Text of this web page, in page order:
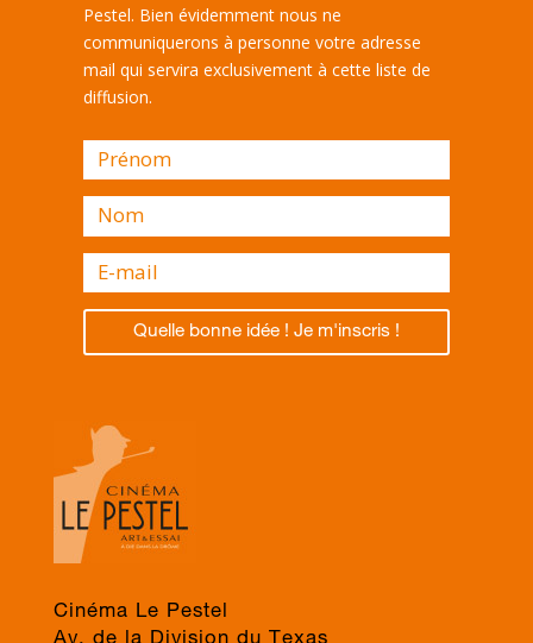
Pestel. Bien évidemment nous ne
communiquerons à personne votre adresse
mail qui servira exclusivement à cette liste de
diffusion.
Quelle bonne idée ! Je m'inscris !
Cinéma Le Pestel